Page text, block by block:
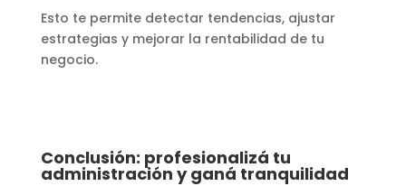
Esto te permite detectar tendencias, ajustar
estrategias y mejorar la rentabilidad de tu
negocio.
Conclusión: profesionalizá tu
administración y ganá tranquilidad